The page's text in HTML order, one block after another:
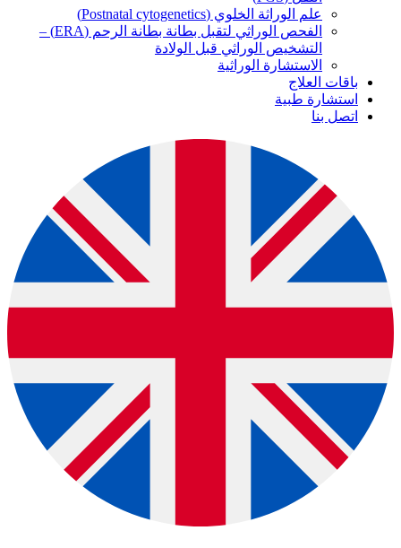
علم الوراثة الخلوي (Postnatal cytogenetics)
الفحص الوراثي لتقبل بطانة بطانة الرحم (ERA) –
التشخيص الوراثي قبل الولادة
الاستشارة الوراثية
باقات العلاج
استشارة طبية
اتصل بنا